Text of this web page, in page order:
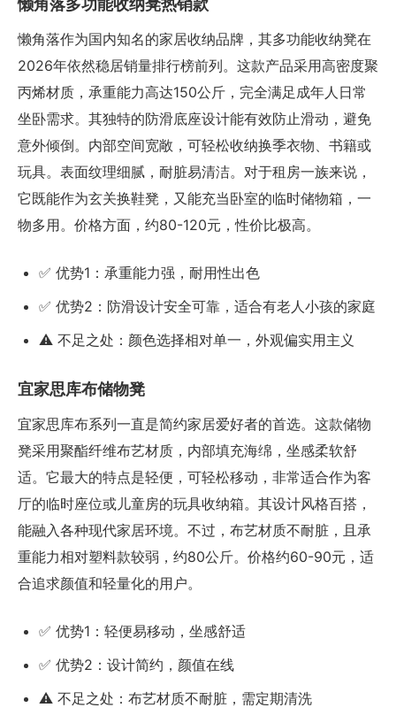
懒角落多功能收纳凳热销款
懒角落作为国内知名的家居收纳品牌，其多功能收纳凳在
2026年依然稳居销量排行榜前列。这款产品采用高密度聚
丙烯材质，承重能力高达150公斤，完全满足成年人日常
坐卧需求。其独特的防滑底座设计能有效防止滑动，避免
意外倾倒。内部空间宽敞，可轻松收纳换季衣物、书籍或
玩具。表面纹理细腻，耐脏易清洁。对于租房一族来说，
它既能作为玄关换鞋凳，又能充当卧室的临时储物箱，一
物多用。价格方面，约80-120元，性价比极高。
✅ 优势1：承重能力强，耐用性出色
✅ 优势2：防滑设计安全可靠，适合有老人小孩的家庭
⚠️ 不足之处：颜色选择相对单一，外观偏实用主义
宜家思库布储物凳
宜家思库布系列一直是简约家居爱好者的首选。这款储物
凳采用聚酯纤维布艺材质，内部填充海绵，坐感柔软舒
适。它最大的特点是轻便，可轻松移动，非常适合作为客
厅的临时座位或儿童房的玩具收纳箱。其设计风格百搭，
能融入各种现代家居环境。不过，布艺材质不耐脏，且承
重能力相对塑料款较弱，约80公斤。价格约60-90元，适
合追求颜值和轻量化的用户。
✅ 优势1：轻便易移动，坐感舒适
✅ 优势2：设计简约，颜值在线
⚠️ 不足之处：布艺材质不耐脏，需定期清洗